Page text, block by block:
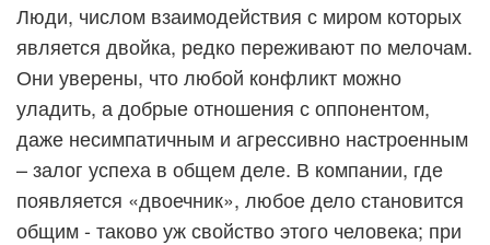
Люди, числом взаимодействия с миром которых
является двойка, редко переживают по мелочам.
Они уверены, что любой конфликт можно
уладить, а добрые отношения с оппонентом,
даже несимпатичным и агрессивно настроенным
– залог успеха в общем деле. В компании, где
появляется «двоечник», любое дело становится
общим - таково уж свойство этого человека; при